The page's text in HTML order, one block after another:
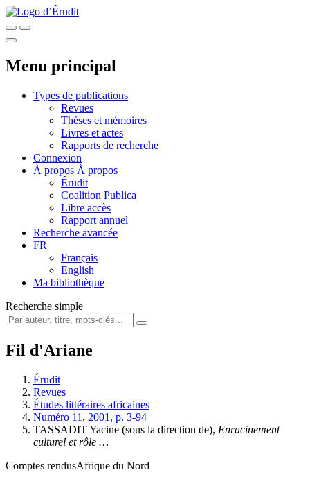
Menu principal
Types de publications
Revues
Thèses et mémoires
Livres et actes
Rapports de recherche
Connexion
À propos À propos
Érudit
Coalition Publica
Libre accès
Rapport annuel
Recherche avancée
FR
Français
English
Ma bibliothèque
Recherche simple
Fil d'Ariane
Érudit
Revues
Études littéraires africaines
Numéro 11, 2001, p. 3-94
TASSADIT Yacine (sous la direction de), Enracinement
culturel et rôle …
Comptes rendusAfrique du Nord